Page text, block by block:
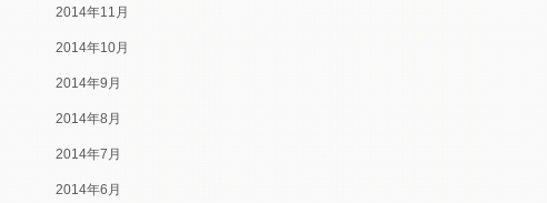
2014年11月
2014年10月
2014年9月
2014年8月
2014年7月
2014年6月